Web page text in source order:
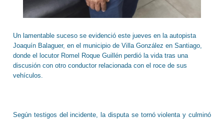
Un lamentable suceso se evidenció este jueves en la autopista
Joaquín Balaguer, en el municipio de Villa González en Santiago,
donde el locutor Romel Roque Guillén perdió la vida tras una
discusión con otro conductor relacionada con el roce de sus
vehículos.
Según testigos del incidente, la disputa se tornó violenta y culminó